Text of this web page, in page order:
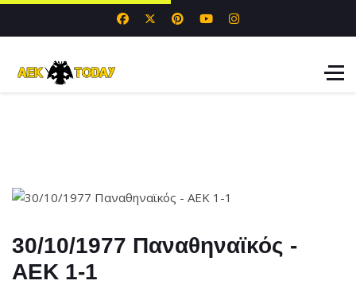
30/10/1977 Παναθηναϊκός -
ΑΕΚ 1-1